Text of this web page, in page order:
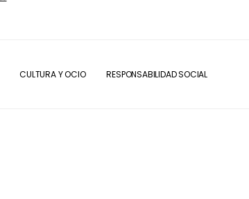
CULTURA Y OCIO RESPONSABILIDAD SOCIAL